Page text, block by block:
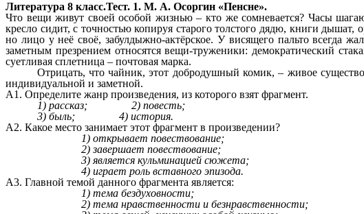
Литература 8 класс.Тест. 1. М. А. Осоргин «Пенсне».
Что вещи живут своей особой жизнью – кто же сомневается? Часы
кресло сидит, с точностью копируя старого толстого дядю, книги
но лицо у неё своё, забулдыжно-актёрское. У висящего пальто всегда
заметным презрением относятся вещи-труженики: демократический
суетливая сплетница – почтовая марка.
Отрицать, что чайник, этот добродушный комик, – живое
индивидуальной и заметной.
А1. Определите жанр произведения, из которого взят фрагмент.
1) рассказ; 2) повесть;
3) быль; 4) история.
А2. Какое место занимает этот фрагмент в произведении?
1) открывает повествование;
2) завершает повествование;
3) является кульминацией сюжета;
4) играет роль вставного эпизода.
А3. Главной темой данного фрагмента является:
1) тема бездуховности;
2) тема нравственности и безнравственности;